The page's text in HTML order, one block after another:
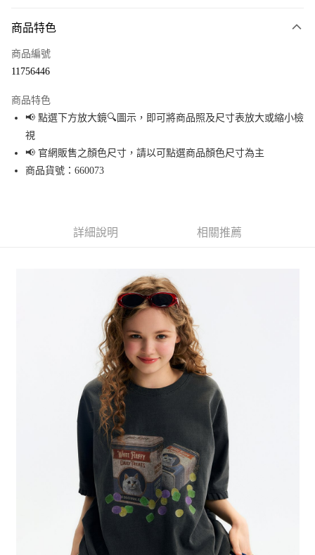
信用卡一次付款
Apple Pay
街口支付
悠遊付
1.本服務由台灣大哥大提供，台灣大哥大用戶可立即使用無須另外申請。
2.付款方式選擇「大哥付你分期」，訂單成立後會自動跳轉到大哥付的交易
流程，驗證手機門號後，選擇欲分期的期數、繳款截止日，確認付款後即完
3.實際核准額度、可分期數及費用金額請依後續交易確認頁面所載為準。
4.訂單成立30分鐘內，如未前往確認交易或遇審核未通過，訂單將自動取
消。如遇「轉專審核」未通過狀況，表示未達大哥付你分期系統評分，恕無
【繳款方式說明】
1.分期款項不併入電信帳單，「大哥付你分期」於每月結算日後寄送繳費提
2.透過簡訊連結打開帳單後，可選擇「超商條碼／台灣大直營門市／銀行轉
帳／街口支付／iPASS MONEY」等通路繳費。
1.本服務係由「台灣大哥大股份有限公司」（以下簡稱本公司）所提供，讓
用戶於交易時，得透過本服務購買商品或服務，並由商店將買賣／分期付款
買賣價金債權讓與本公司後，依約使用本公司帳單繳交帳款。
2.基於同意付款使用「大哥付你分期」之契約關係目的，商店將以您的個人
資料（包含姓名、電話或地址）提供予台灣大哥大進項蒐集、處理及利用，
由本公司與您本人進行分期帳單所需資料之確認、核對及更正。
【關於「AFTEE先享後付」】
AFTEE先享後付是「在收到商品之後才付款」的支付方式。 讓您購物簡單便
１．簡單：不需註冊會員、不需綁卡、不需儲值。
２．便利：只要手機號碼，簡訊認證，即可結帳。
３．安心：先確認商品／服務後，再付款。
【「AFTEE先享後付」結帳流程】
１．於結帳方式選擇「AFTEE先享後付」後，將跳轉至「AFTEE先享後付」
結帳頁面，進行簡訊認證並確認金額後，即可完成結帳。
２．訂單成立數日內，您將收到繳費通知簡訊。
３．收到繳費通知簡訊後14天內，點擊此簡訊中的連結，可透過四大超商／
ATM／網路銀行／等多元方式進行付款，方視為交易完成。
※ 請注意：結帳手續完成當下不需立刻繳費，但若您需要取消訂單，請聯絡
購買商品的店家。未經商家同意取消之訂單仍視為有效，需透過AFTEE先享
後付繳納相關費用。
※ 交易是否成功請以「AFTEE先享後付 」之結帳頁面顯示為準，若有關於
是否繳費成功／繳費後需取消欲退款等相關疑問，請聯繫「AFTEE先享後付
客戶支援中心」 https://netprotections.freshdesk.com/support/home
每筆NT$80，滿NT$888(含以上)免運費
付款後 全家取貨
每筆NT$80，滿NT$888(含以上)免運費
每筆NT$80，滿NT$1,500(含以上)免運費
付款後 7-11取貨
每筆NT$80，滿NT$1,500(含以上)免運費
商品特色
商品編號
11756446
商品特色
📢 點選下方放大鏡🔍圖示，即可將商品照及尺寸表放大或縮小檢
視
📢 官網販售之顏色尺寸，請以可點選商品顏色尺寸為主
商品貨號：660073
詳細說明 相關推薦